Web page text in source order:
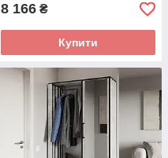
8 166 ₴
Купити